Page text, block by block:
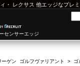
・ レクサス 他エッジなプレ
センサーエッジ
ーゲン ゴルフヴァリアント > ゴ